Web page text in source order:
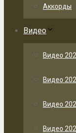
Аккорды
Видео
Видео
Видео
Видео
Видео